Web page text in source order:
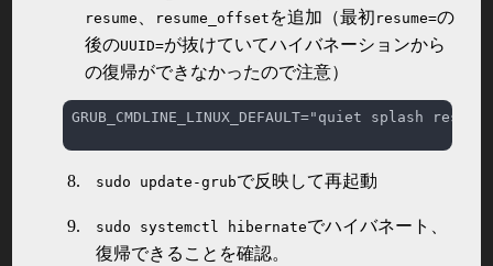
resume resume_offset を追加（最初 resume=の
後のUUID=が抜けていてハイバネーションから
の復帰ができなかったので注意）
sudo update-grubで反映して再起動
sudo systemctl hibernateでハイバネート、
復帰できることを確認。